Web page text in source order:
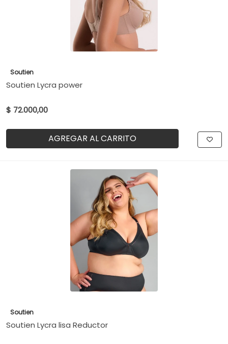
Soutien
Soutien Lycra power
$ 72.000,00
AGREGAR AL CARRITO
Soutien
Soutien Lycra lisa Reductor